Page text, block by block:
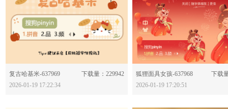
分享：
复古哈基米-637969
下载量：229942
2026-01-19 17:22:34
分享：
狐狸面具女孩-637968
下载
2026-01-19 17:20:51